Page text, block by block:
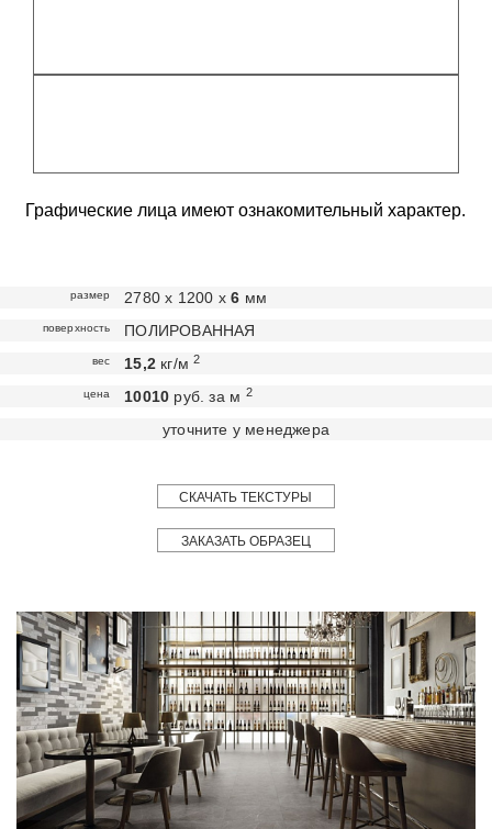
Графические лица имеют ознакомительный характер.
размер 2780 х 1200 х6 мм
поверхность ПОЛИРОВАННАЯ
вес 15,2 кг/м2
цена 10010 руб. за м 2
уточните у менеджера
СКАЧАТЬ ТЕКСТУРЫ
ЗАКАЗАТЬ ОБРАЗЕЦ